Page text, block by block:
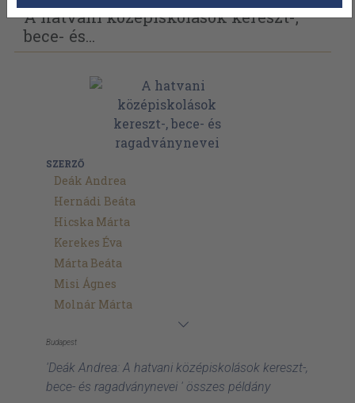
A hatvani középiskolások kereszt-,
bece- és...
SZERZŐ
Deák Andrea
Hernádi Beáta
Hicska Márta
Kerekes Éva
Márta Beáta
Misi Ágnes
Molnár Márta
Budapest
'Deák Andrea: A hatvani középiskolások kereszt-,
bece- és ragadványnevei ' összes példány